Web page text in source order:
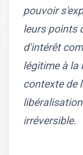
pouvoir
leurs points
d'intérêt
légitime à la
contexte de
irréversible.